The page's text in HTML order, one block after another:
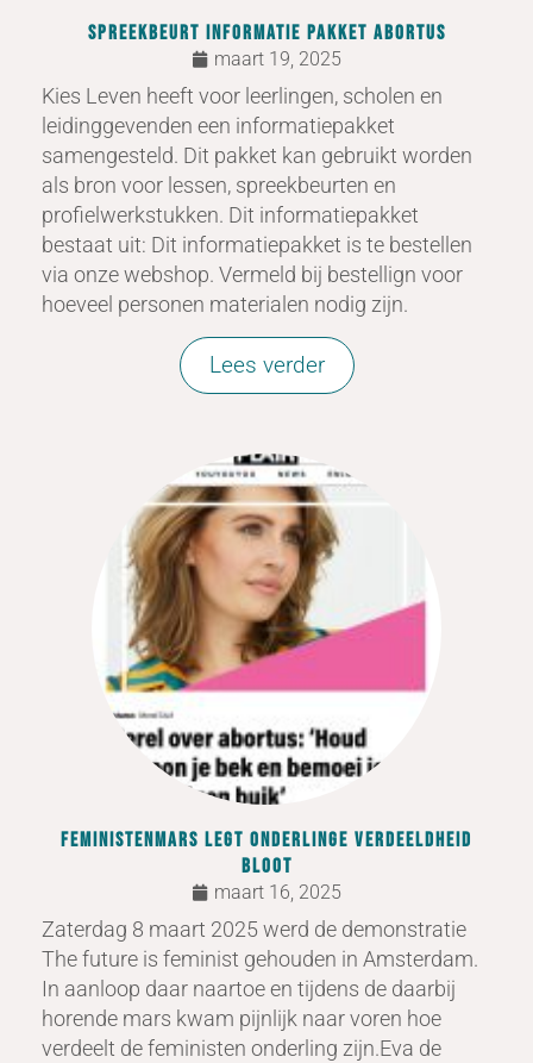
Spreekbeurt informatie pakket abortus
maart 19, 2025
Kies Leven heeft voor leerlingen, scholen en
leidinggevenden een informatiepakket
samengesteld. Dit pakket kan gebruikt worden
als bron voor lessen, spreekbeurten en
profielwerkstukken. Dit informatiepakket
bestaat uit: Dit informatiepakket is te bestellen
via onze webshop. Vermeld bij bestellign voor
hoeveel personen materialen nodig zijn.
Lees verder
Feministenmars legt onderlinge verdeeldheid
bloot
maart 16, 2025
Zaterdag 8 maart 2025 werd de demonstratie
The future is feminist gehouden in Amsterdam.
In aanloop daar naartoe en tijdens de daarbij
horende mars kwam pijnlijk naar voren hoe
verdeelt de feministen onderling zijn.Eva de